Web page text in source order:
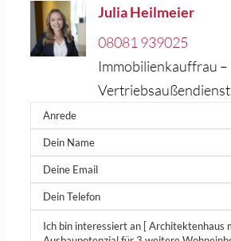
Julia Heilmeier
08081 939025
Immobilienkauffrau –
Vertriebsaußendienst